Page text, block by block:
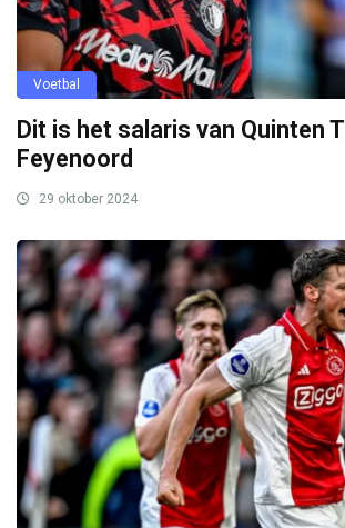
Voetbal
Dit is het salaris van Quinten
Feyenoord
29 oktober 2024